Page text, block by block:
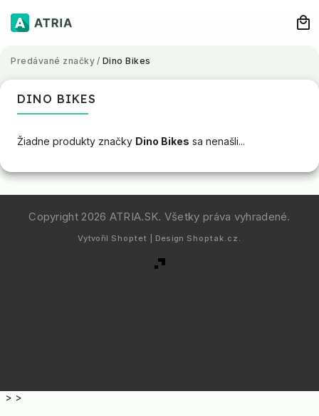
Predávané značky / Dino Bikes
DINO BIKES
Žiadne produkty značky Dino Bikes sa nenašli...
Copyright 2026 ATRIA.SK. Všetky práva vyhradené.
Vytvořil Shoptet | Design Shoptak.cz.
> >